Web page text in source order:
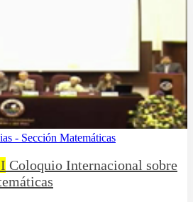
- Sección Matemáticas
Coloquio Internacional sobre